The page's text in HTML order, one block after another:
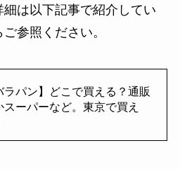
は以下記事で紹介してい
参照ください。
ラパン】どこで買える？通販
スーパーなど。東京で買え